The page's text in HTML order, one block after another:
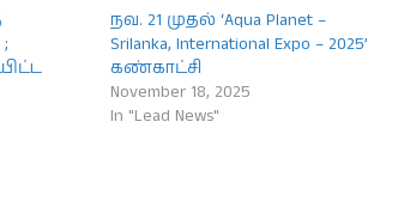
நவ. 21 முதல் ‘Aqua Planet –
Srilanka, International Expo – 2025’
கண்காட்சி
November 18, 2025
In "Lead News"